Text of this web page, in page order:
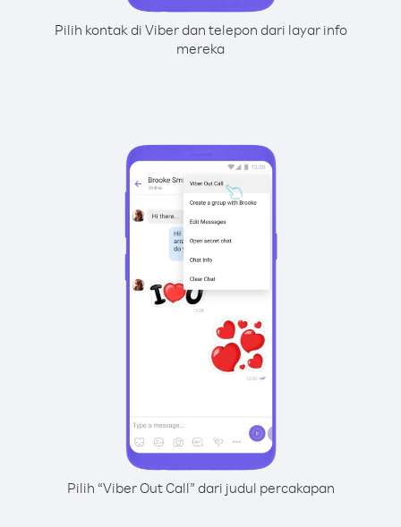
Pilih kontak di Viber dan telepon dari layar info
mereka
Pilih “Viber Out Call” dari judul percakapan